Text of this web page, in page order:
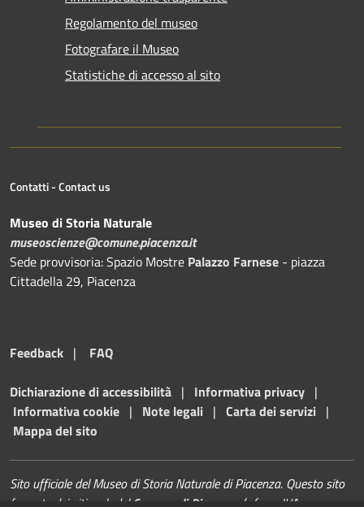
Regolamento del museo
Fotografare il Museo
Statistiche di accesso al sito
Contatti - Contact us
Museo di Storia Naturale
museoscienze@comune.piacenza.it
Sede provvisoria: Spazio Mostre Palazzo Farnese - piazza
Cittadella 29, Piacenza
Feedback | FAQ
Dichiarazione di accessibilità | Informativa privacy |
Informativa cookie | Note legali | Carta dei servizi |
Mappa del sito
Sito ufficiale del Museo di Storia Naturale di Piacenza. Questo sito